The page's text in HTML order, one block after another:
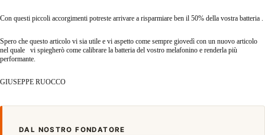
Con questi piccoli accorgimenti potreste arrivare a risparmiare ben il 50% della vostra batteria .
Spero che questo articolo vi sia utile e vi aspetto come sempre giovedì con un nuovo articolo
nel quale vi spiegherò come calibrare la batteria del vostro melafonino e renderla più
performante.
GIUSEPPE RUOCCO
DAL NOSTRO FONDATORE